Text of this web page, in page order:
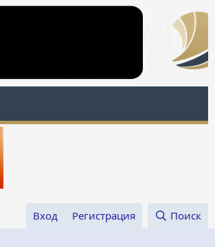
Вход Регистрация Поиск